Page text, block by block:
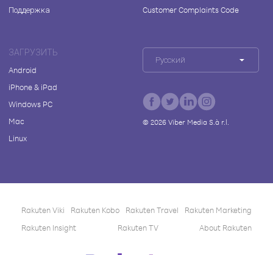
Поддержка
Customer Complaints Code
ЗАГРУЗИТЬ
Android
iPhone & iPad
Windows PC
Mac
Linux
Русский
© 2026Viber Media S.à r.l.
Rakuten Viki Rakuten Kobo Rakuten Travel
Rakuten Marketing
Rakuten Insight
Rakuten TV About Rakuten